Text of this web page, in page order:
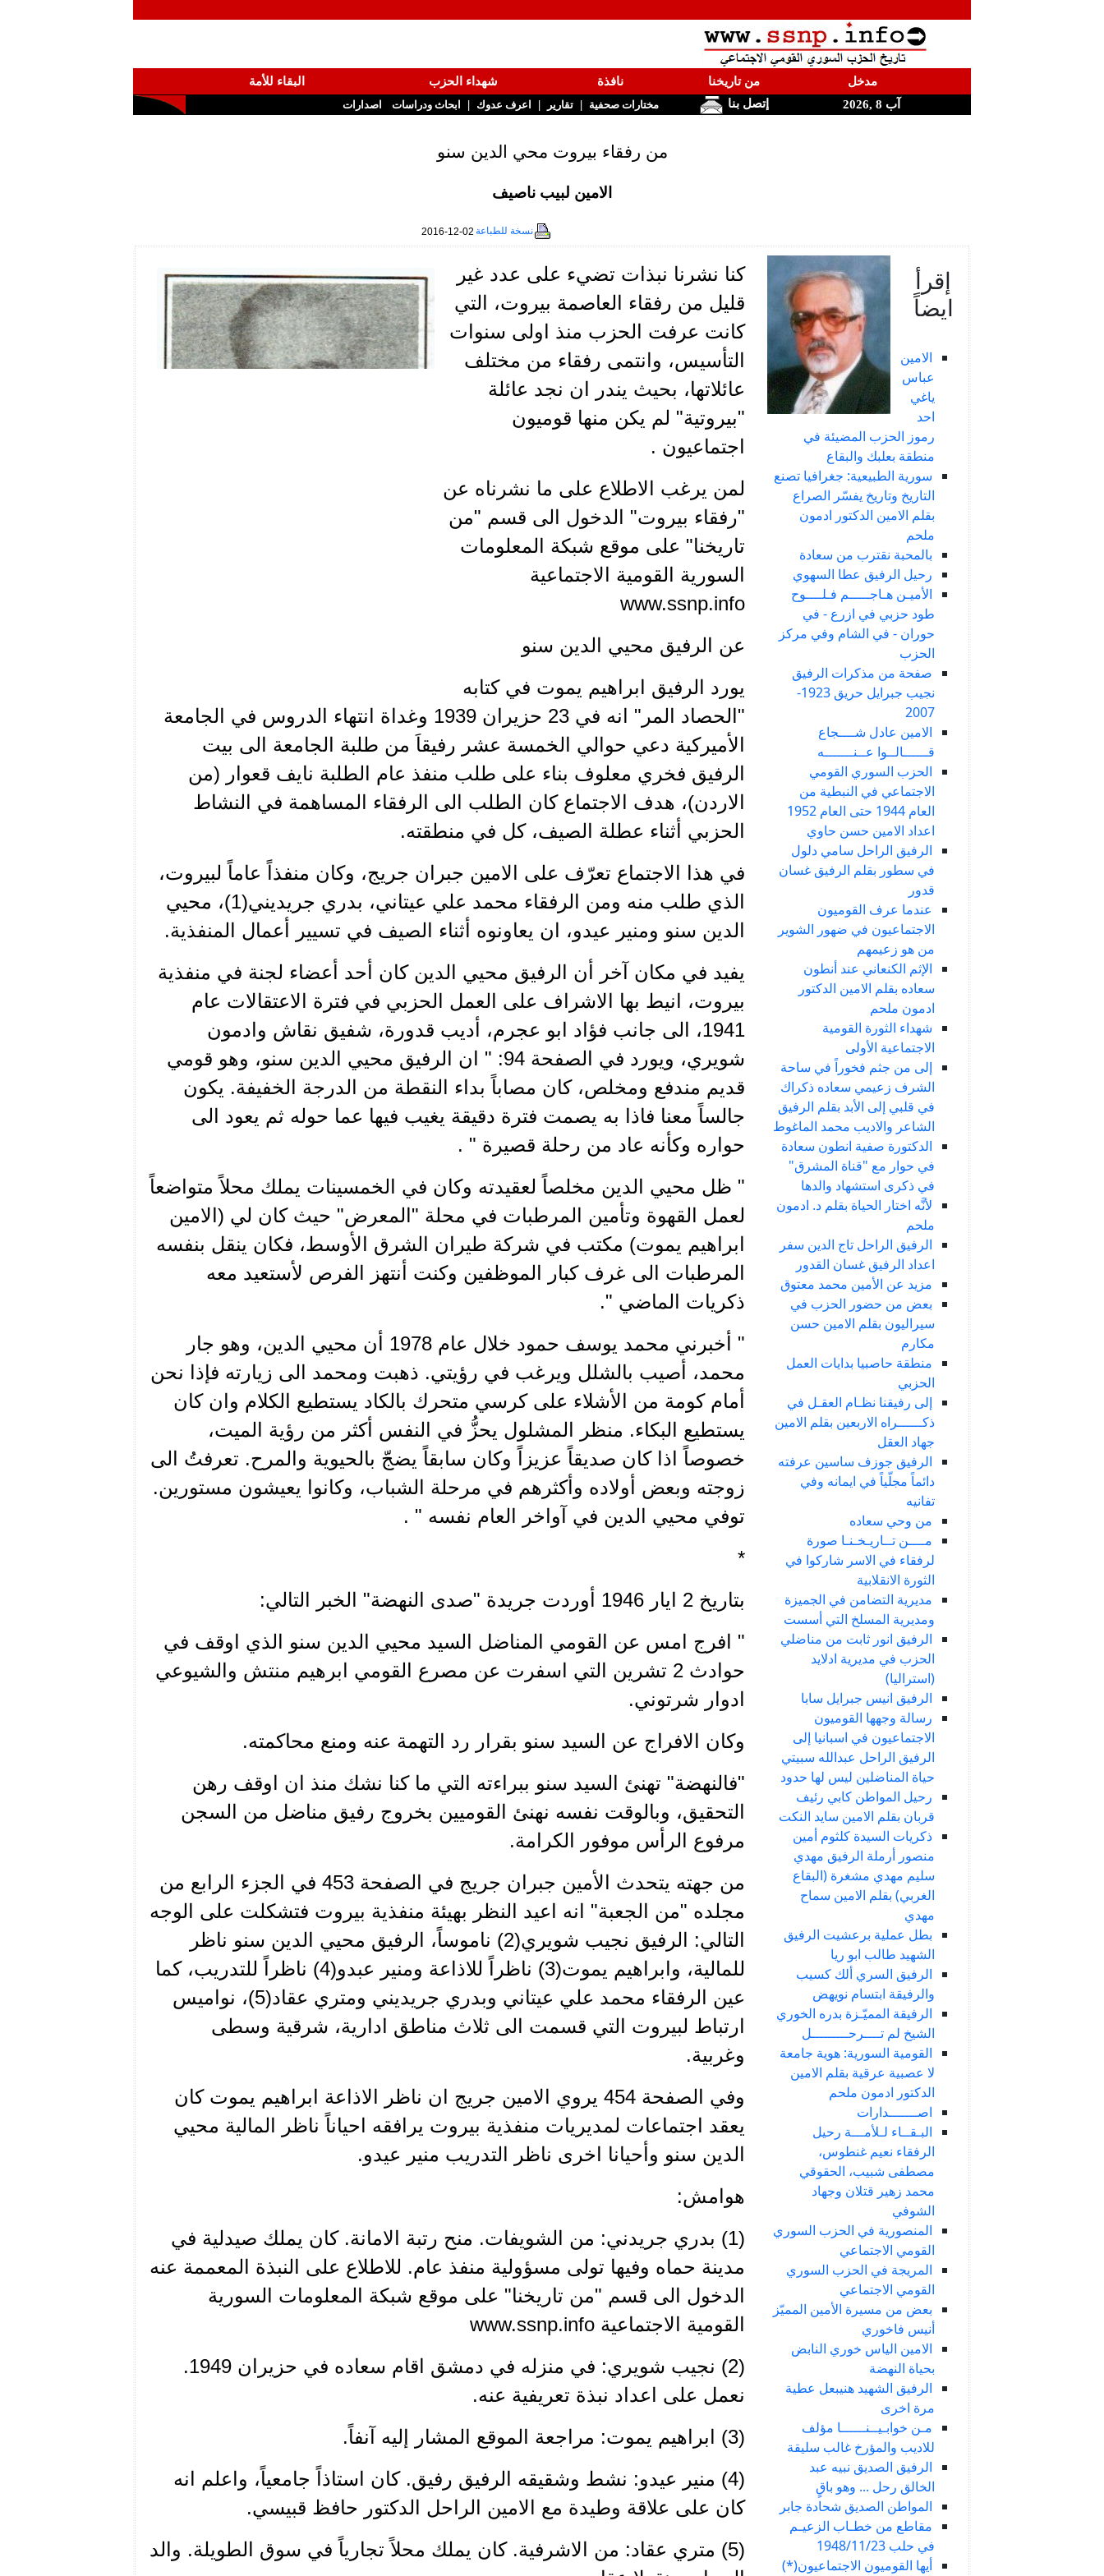
مدخل من تاريخنا نافذة شهداء الحزب
البقاء للأمة
آب 8 ,2026
إتصل بنا مختارات صحفية | تقارير | اعرف عدوك | ابحاث ودراسات اصدارات
من رفقاء بيروت محي الدين سنو
الامين لبيب ناصيف
نسخة للطباعة 2016-12-02
إقرأ
ايضاً
الامين
عباس
ياغي
احد
رموز الحزب المضيئة في
منطقة بعلبك والبقاع
سورية الطبيعية: جغرافيا تصنع
التاريخ وتاريخ يفسّر الصراع
بقلم الامين الدكتور ادمون
ملحم
بالمحبة نقترب من سعادة
رحيل الرفيق عطا السهوي
الأميـن هـاجـــــم فـلــــوح
طود حزبي في ازرع - في
حوران - في الشام وفي مركز
الحزب
صفحة من مذكرات الرفيق
نجيب جبرايل حريق 1923-
2007
الامين عادل شــــجاع
قــــــالــوا عــنـــــــه
الحزب السوري القومي
الاجتماعي في النبطية من
العام 1944 حتى العام 1952
اعداد الامين حسن حاوي
الرفيق الراحل سامي دلول
في سطور بقلم الرفيق غسان
قدور
عندما عرف القوميون
الاجتماعيون في ضهور الشوير
من هو زعيمهم
الإثم الكنعاني عند أنطون
سعاده بقلم الامين الدكتور
ادمون ملحم
شهداء الثورة القومية
الاجتماعية الأولى
إلى من جثم فخوراً في ساحة
الشرف زعيمي سعاده ذكراك
في قلبي إلى الأبد بقلم الرفيق
الشاعر والاديب محمد الماغوط
الدكتورة صفية انطون سعادة
في حوار مع "قناة المشرق"
في ذكرى استشهاد والدها
لأنَّه اختار الحياة بقلم د. ادمون
ملحم
الرفيق الراحل تاج الدين سفر
اعداد الرفيق غسان القدور
مزيد عن الأمين محمد معتوق
بعض من حضور الحزب في
سيراليون بقلم الامين حسن
مكارم
منطقة حاصبيا بدايات العمل
الحزبي
إلى رفيقنا نظـام العقـل في
ذكــــــراه الاربعين بقلم الامين
جهاد العقل
الرفيق جوزف ساسين عرفته
دائماً مجلّياً في ايمانه وفي
تفانيه
من وحي سعاده
مــــن تــاريـخـنـا صورة
لرفقاء في الاسر شاركوا في
الثورة الانقلابية
مديرية التضامن في الجميزة
ومديرية المسلخ التي أسست
الرفيق انور ثابت من مناضلي
الحزب في مديرية ادلايد
(استراليا)
الرفيق انيس جبرايل سابا
رسالة وجهها القوميون
الاجتماعيون في اسبانيا إلى
الرفيق الراحل عبدالله سبيتي
حياة المناضلين ليس لها حدود
رحيل المواطن كابي رئيف
قربان بقلم الامين سايد النكت
ذكريات السيدة كلثوم أمين
منصور أرملة الرفيق مهدي
سليم مهدي مشغرة (البقاع
الغربي) بقلم الامين سماح
مهدي
بطل عملية برعشيت الرفيق
الشهيد طالب ابو ريا
الرفيق السري ألك كسيب
والرفيقة ابتسام نويهض
الرفيقة المميّـزة بدره الخوري
الشيخ لم تــــرحـــــــــل
القومية السورية: هوية جامعة
لا عصبية عرقية بقلم الامين
الدكتور ادمون ملحم
اصـــــــدارات
البـقــاء لـلأمـــة رحيل
الرفقاء نعيم غنطوس،
مصطفى شبيب، الحقوقي
محمد زهير قتلان وجهاد
الشوفي
المنصورية في الحزب السوري
القومي الاجتماعي
المريجة في الحزب السوري
القومي الاجتماعي
بعض من مسيرة الأمين المميّز
أنيس فاخوري
الامين الياس خوري النابض
بحياة النهضة
الرفيق الشهيد هنيبعل عطية
مرة اخرى
مـن خوابـيــنــــــا مؤلف
للاديب والمؤرخ غالب سليقة
الرفيق الصديق نبيه عبد
الخالق رحل ... وهو باقٍ
المواطن الصديق شحادة جابر
مقاطع من خطـاب الزعيـم
في حلب 1948/11/23
أيها القوميون الاجتماعيون(*)
كنا نشرنا نبذات تضيء على عدد غير
قليل من رفقاء العاصمة بيروت، التي
كانت عرفت الحزب منذ اولى سنوات
التأسيس، وانتمى رفقاء من مختلف
عائلاتها، بحيث يندر ان نجد عائلة
"بيروتية" لم يكن منها قوميون
اجتماعيون .
لمن يرغب الاطلاع على ما نشرناه عن
"رفقاء بيروت" الدخول الى قسم "من
تاريخنا" على موقع شبكة المعلومات
السورية القومية الاجتماعية
www.ssnp.info
عن الرفيق محيي الدين سنو
يورد الرفيق ابراهيم يموت في كتابه
"الحصاد المر" انه في 23 حزيران 1939 وغداة انتهاء الدروس في الجامعة
الأميركية دعي حوالي الخمسة عشر رفيقاَ من طلبة الجامعة الى بيت
الرفيق فخري معلوف بناء على طلب منفذ عام الطلبة نايف قعوار (من
الاردن)، هدف الاجتماع كان الطلب الى الرفقاء المساهمة في النشاط
الحزبي أثناء عطلة الصيف، كل في منطقته.
في هذا الاجتماع تعرّف على الامين جبران جريج، وكان منفذاً عاماً لبيروت،
الذي طلب منه ومن الرفقاء محمد علي عيتاني، بدري جريديني(1)، محيي
الدين سنو ومنير عيدو، ان يعاونوه أثناء الصيف في تسيير أعمال المنفذية.
يفيد في مكان آخر أن الرفيق محيي الدين كان أحد أعضاء لجنة في منفذية
بيروت، انيط بها الاشراف على العمل الحزبي في فترة الاعتقالات عام
1941، الى جانب فؤاد ابو عجرم، أديب قدورة، شفيق نقاش وادمون
شويري، ويورد في الصفحة 94: " ان الرفيق محيي الدين سنو، وهو قومي
قديم مندفع ومخلص، كان مصاباً بداء النقطة من الدرجة الخفيفة. يكون
جالساً معنا فاذا به يصمت فترة دقيقة يغيب فيها عما حوله ثم يعود الى
حواره وكأنه عاد من رحلة قصيرة " .
" ظل محيي الدين مخلصاً لعقيدته وكان في الخمسينات يملك محلاً متواضعاً
لعمل القهوة وتأمين المرطبات في محلة "المعرض" حيث كان لي (الامين
ابراهيم يموت) مكتب في شركة طيران الشرق الأوسط، فكان ينقل بنفسه
المرطبات الى غرف كبار الموظفين وكنت أنتهز الفرص لأستعيد معه
ذكريات الماضي ".
" أخبرني محمد يوسف حمود خلال عام 1978 أن محيي الدين، وهو جار
محمد، أصيب بالشلل ويرغب في رؤيتي. ذهبت ومحمد الى زيارته فإذا نحن
أمام كومة من الأشلاء على كرسي متحرك بالكاد يستطيع الكلام وان كان
يستطيع البكاء. منظر المشلول يحزُّ في النفس أكثر من رؤية الميت،
خصوصاً اذا كان صديقاً عزيزاً وكان سابقاً يضجّ بالحيوية والمرح. تعرفتُ الى
زوجته وبعض أولاده وأكثرهم في مرحلة الشباب، وكانوا يعيشون مستورين.
توفي محيي الدين في آواخر العام نفسه " .
*
بتاريخ 2 ايار 1946 أوردت جريدة "صدى النهضة" الخبر التالي:
" افرج امس عن القومي المناضل السيد محيي الدين سنو الذي اوقف في
حوادث 2 تشرين التي اسفرت عن مصرع القومي ابرهيم منتش والشيوعي
ادوار شرتوني.
وكان الافراج عن السيد سنو بقرار رد التهمة عنه ومنع محاكمته.
"فالنهضة" تهنئ السيد سنو ببراءته التي ما كنا نشك منذ ان اوقف رهن
التحقيق، وبالوقت نفسه نهنئ القوميين بخروج رفيق مناضل من السجن
مرفوع الرأس موفور الكرامة.
من جهته يتحدث الأمين جبران جريج في الصفحة 453 في الجزء الرابع من
مجلده "من الجعبة" انه اعيد النظر بهيئة منفذية بيروت فتشكلت على الوجه
التالي: الرفيق نجيب شويري(2) ناموساً، الرفيق محيي الدين سنو ناظر
للمالية، وابراهيم يموت(3) ناظراً للاذاعة ومنير عبدو(4) ناظراً للتدريب، كما
عين الرفقاء محمد علي عيتاني وبدري جريديني ومتري عقاد(5)، نواميس
ارتباط لبيروت التي قسمت الى ثلاث مناطق ادارية، شرقية وسطى
وغربية.
وفي الصفحة 454 يروي الامين جريج ان ناظر الاذاعة ابراهيم يموت كان
يعقد اجتماعات لمديريات منفذية بيروت يرافقه احياناً ناظر المالية محيي
الدين سنو وأحيانا اخرى ناظر التدريب منير عيدو.
هوامش:
(1) بدري جريدني: من الشويفات. منح رتبة الامانة. كان يملك صيدلية في
مدينة حماه وفيها تولى مسؤولية منفذ عام. للاطلاع على النبذة المعممة عنه
الدخول الى قسم "من تاريخنا" على موقع شبكة المعلومات السورية
القومية الاجتماعية www.ssnp.info
(2) نجيب شويري: في منزله في دمشق اقام سعاده في حزيران 1949.
نعمل على اعداد نبذة تعريفية عنه.
(3) ابراهيم يموت: مراجعة الموقع المشار إليه آنفاً.
(4) منير عيدو: نشط وشقيقه الرفيق رفيق. كان استاذاً جامعياً، واعلم انه
كان على علاقة وطيدة مع الامين الراحل الدكتور حافظ قبيسي.
(5) متري عقاد: من الاشرفية. كان يملك محلاً تجارياً في سوق الطويلة. والد